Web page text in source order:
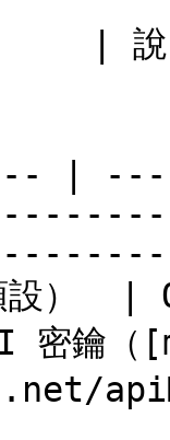
| 說
|
）  |
密鑰（